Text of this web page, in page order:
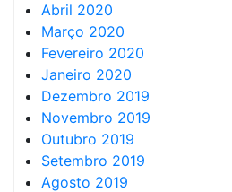
Abril 2020
Março 2020
Fevereiro 2020
Janeiro 2020
Dezembro 2019
Novembro 2019
Outubro 2019
Setembro 2019
Agosto 2019